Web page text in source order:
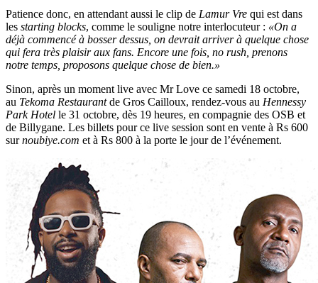
Patience donc, en attendant aussi le clip de Lamur Vre qui est dans
les starting blocks, comme le souligne notre interlocuteur : «On a
déjà commencé à bosser dessus, on devrait arriver à quelque chose
qui fera très plaisir aux fans. Encore une fois, no rush, prenons
notre temps, proposons quelque chose de bien.»
Sinon, après un moment live avec Mr Love ce samedi 18 octobre,
au Tekoma Restaurantde Gros Cailloux, rendez-vous au Hennessy
Park Hotel le 31 octobre, dès 19 heures, en compagnie des OSB et
de Billygane. Les billets pour ce live session sont en vente à Rs 600
surnoubiye.com et à Rs 800 à la porte le jour de l’événement.